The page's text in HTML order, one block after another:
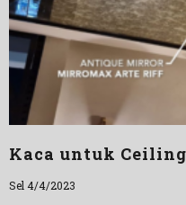
Kaca untuk
Sel 4/4/2023